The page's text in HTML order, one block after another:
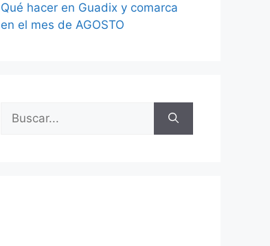
Qué hacer en Guadix y comarca
en el mes de AGOSTO
Buscar: